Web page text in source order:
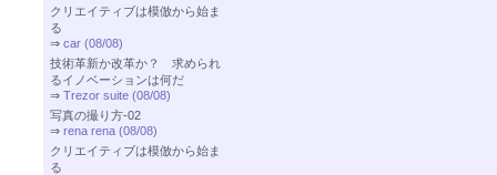
クリエイティブは模倣から始ま
る
⇒ car (08/08)
技術革新か改革か？ 求められ
るイノベーションは何だ
⇒ Trezor suite (08/08)
写真の撮り方-02
⇒ rena rena (08/08)
クリエイティブは模倣から始ま
る